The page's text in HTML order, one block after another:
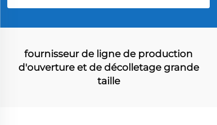
fournisseur de ligne de production
d'ouverture et de décolletage grande
taille